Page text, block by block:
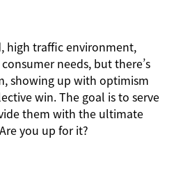
high traffic environment,
needs, but there’s
showing up with optimism
win. The goal is to serve
them with the ultimate
you up for it?